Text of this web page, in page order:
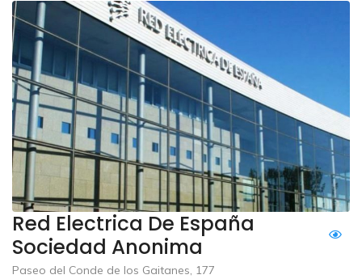
Red Electrica De España
Sociedad Anonima
Paseo del Conde de los Gaitanes, 177